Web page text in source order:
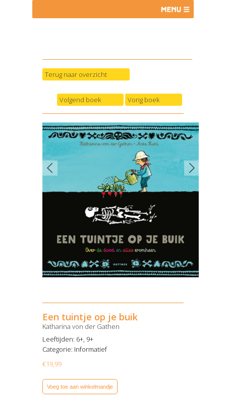
Terug naar overzicht
Volgend boek Vorig boek
Een tuintje op je buik
Katharina von der Gathen
Leeftijden: 6+, 9+
Categorie: Informatief
€19,99
Voeg toe aan winkelmandje